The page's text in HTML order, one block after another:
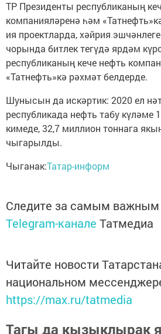
ТР Президенты республиканың
компанияләренә һәм
ия проектларда, хәйрия
чорында битлек тегүдә ярдәм
республиканың кече нефть
«Татнефть»кә рәхмәт белдерде.
Шунысын да искәртик: 2020 ел
республикада нефть табу күләме
кимеде, 32,7 миллион тоннага
чыгарылды.
Чыганак:Татар-информ
Следите за самым важным
Telegram-канале Татмедиа
Читайте новости
национальном
https://max.ru/tatmedia
Тагы да кызыклырак